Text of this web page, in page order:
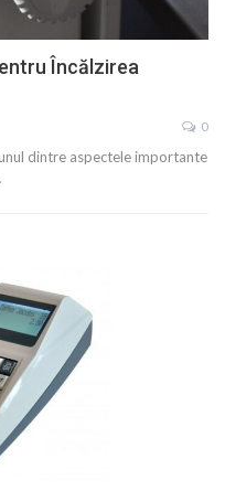
Încălzirea
0
dintre aspectele importante